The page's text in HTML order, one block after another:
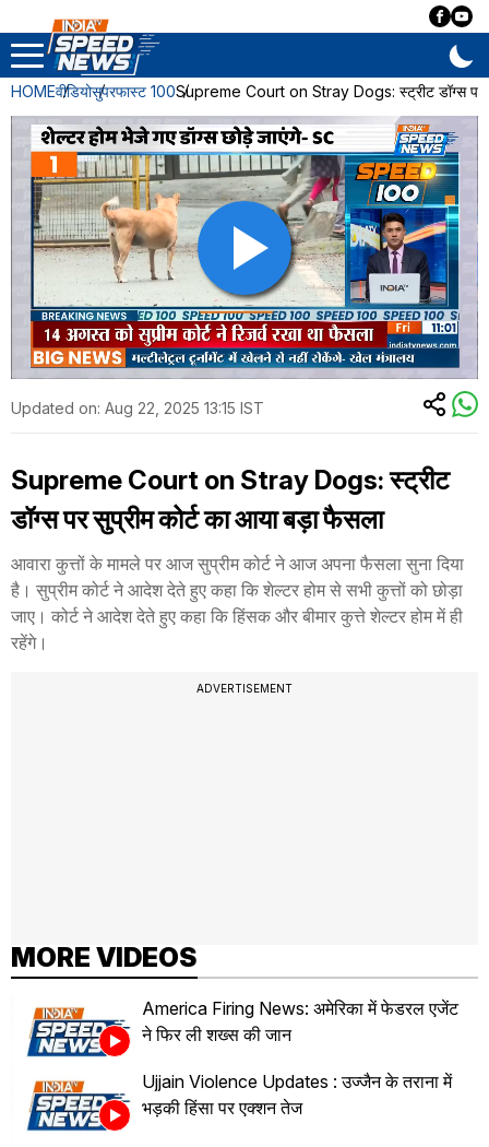
HOMEवीडियोसुपरफास्ट 100Supreme Court on Stray Dogs: स्ट्रीट डॉग्स पर
Updated on: Aug 22, 2025 13:15 IST
Supreme Court on Stray Dogs: स्ट्रीट
डॉग्स पर सुप्रीम कोर्ट का आया बड़ा फैसला
आवारा कुत्तों के मामले पर आज सुप्रीम कोर्ट ने आज अपना फैसला सुना दिया
है। सुप्रीम कोर्ट ने आदेश देते हुए कहा कि शेल्टर होम से सभी कुत्तों को छोड़ा
जाए। कोर्ट ने आदेश देते हुए कहा कि हिंसक और बीमार कुत्ते शेल्टर होम में ही
रहेंगे।
ADVERTISEMENT
MORE VIDEOS
America Firing News: अमेरिका में फेडरल एजेंट
ने फिर ली शख्स की जान
Ujjain Violence Updates : उज्जैन के तराना में
भड़की हिंसा पर एक्शन तेज